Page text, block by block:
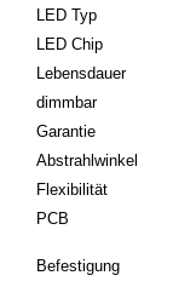
LED Typ
LED Chip
Lebensdauer
dimmbar
Garantie
Abstrahlwinkel
Flexibilität
PCB
Befestigung